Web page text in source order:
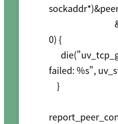
0) {
failed: %s",